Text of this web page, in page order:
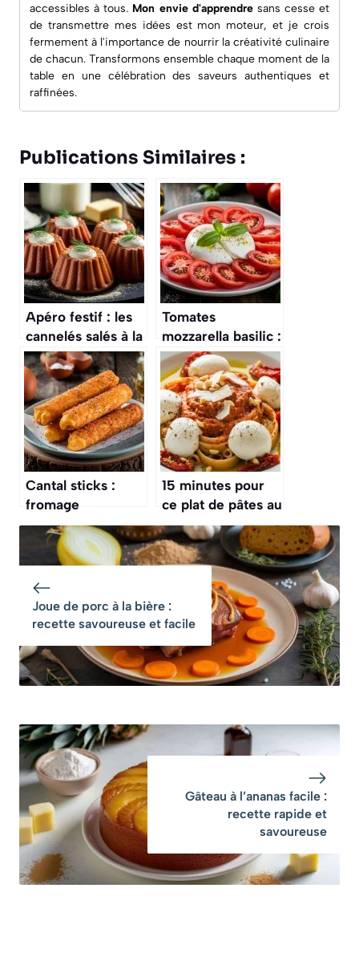
accessibles à tous. Mon envie d'apprendresans cesse et
de transmettre mes idées est mon moteur, et je crois
fermement à l'importance de nourrir la créativité culinaire
de chacun. Transformons ensemble chaque moment de la
table en une célébration des saveurs authentiques et
raffinées.
Publications Similaires :
Apéro festif : les
cannelés salés à la
truite fumée et
mozzarella
Tomates
mozzarella basilic :
La recette
classique facile à
réaliser chez vous
Cantal sticks :
fromage
croustillant et
fondant
15 minutes pour
ce plat de pâtes au
pesto rouge et à la
mozzarella, un
concentré de
saveurs italiennes
Joue de porc à la bière :
recette savoureuse et facile
Gâteau à l’ananas facile :
recette rapide et
savoureuse